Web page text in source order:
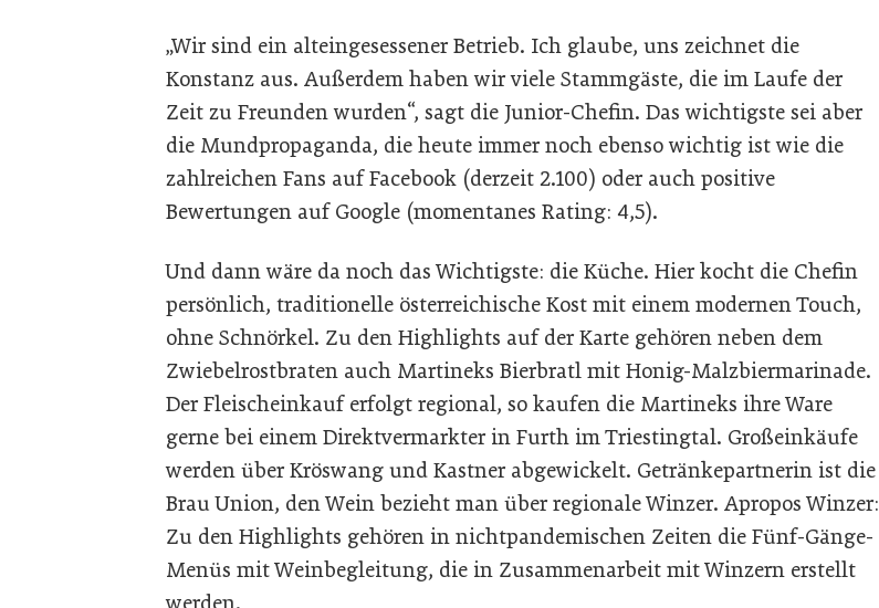
„Wir sind ein alteingesessener Betrieb. Ich glaube, uns zeichnet die
Konstanz aus. Außerdem haben wir viele Stammgäste, die im Laufe der
Zeit zu Freunden wurden“, sagt die Junior-Chefin. Das wichtigste sei aber
die Mundpropaganda, die heute immer noch ebenso wichtig ist wie die
zahlreichen Fans auf ­Facebook (derzeit 2.100) oder auch positive
Bewertungen auf Google (momentanes Rating: 4,5).
Und dann wäre da noch das Wichtigste: die Küche. Hier kocht die Chefin
persönlich, traditionelle österreichische Kost mit einem modernen Touch,
ohne Schnörkel. Zu den Highlights auf der Karte gehören neben dem
Zwiebelrostbraten auch Martineks Bierbratl mit Honig-Malzbiermarinade.
Der Fleisch­einkauf erfolgt regional, so kaufen die Martineks ihre Ware
gerne bei einem Direktvermarkter in Furth im Triestingtal. Großeinkäufe
werden über Kröswang und Kastner abgewickelt. Getränkepartnerin ist die
Brau Union, den Wein bezieht man über regionale Winzer. Apropos Winzer:
Zu den Highlights gehören in nichtpandemischen Zeiten die Fünf-Gänge-
Menüs mit Weinbegleitung, die in Zusammenarbeit mit Winzern erstellt